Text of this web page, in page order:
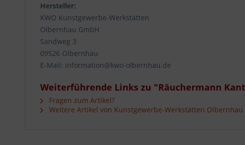
Hersteller:
KWO Kunstgewerbe-Werkstätten
Olbernhau GmbH
Sandweg 3
09526 Olbernhau
E-Mail: information@kwo-olbernhau.de
Weiterführende Links zu "Räuchermann
Fragen zum Artikel?
Weitere Artikel von Kunstgewerbe-Werkstätten Olbernhau